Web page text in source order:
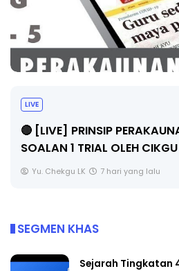
BICARA PROFESIONAL 8 :
PENGARAH PENDIDIKAN
Unknown 9 hari yang lalu
SEGMEN KHAS
Sejarah Tingkatan